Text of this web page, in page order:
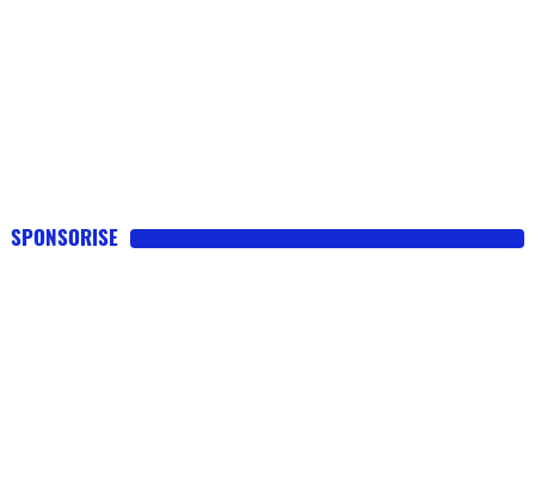
SPONSORISE